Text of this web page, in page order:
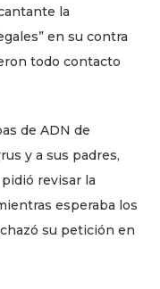
la
en su contra
todo contacto
de ADN de
y a sus padres,
revisar la
esperaba los
su petición en